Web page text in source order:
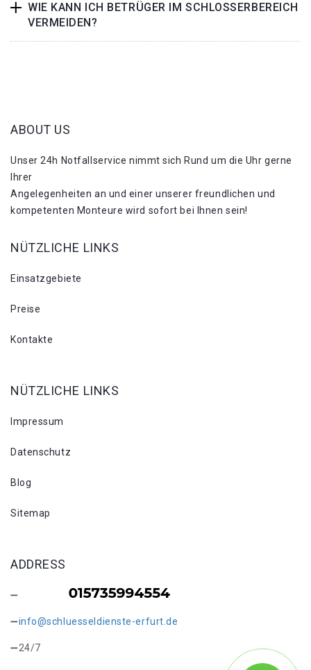
WIE KANN ICH BETRÜGER IM SCHLOSSERBEREICH
VERMEIDEN?
ABOUT US
Unser 24h Notfallservice nimmt sich Rund um die Uhr gerne
Ihrer
Angelegenheiten an und einer unserer freundlichen und
kompetenten Monteure wird sofort bei Ihnen sein!
NÜTZLICHE LINKS
Einsatzgebiete
Preise
Kontakte
NÜTZLICHE LINKS
Impressum
Datenschutz
Blog
Sitemap
ADDRESS
info@schluesseldienste-erfurt.de
24/7